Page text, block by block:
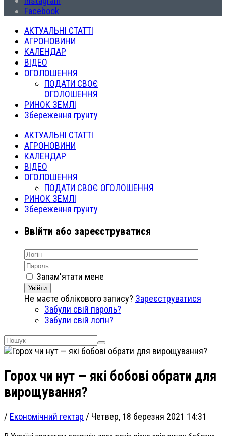
Facebook
АКТУАЛЬНІ СТАТТІ
АГРОНОВИНИ
КАЛЕНДАР
ВІДЕО
ОГОЛОШЕННЯ
ПОДАТИ СВОЄ
ОГОЛОШЕННЯ
РИНОК ЗЕМЛІ
Збереження грунту
АКТУАЛЬНІ СТАТТІ
АГРОНОВИНИ
КАЛЕНДАР
ВІДЕО
ОГОЛОШЕННЯ
ПОДАТИ СВОЄ ОГОЛОШЕННЯ
РИНОК ЗЕМЛІ
Збереження грунту
Ввійти або зареєструватися
Запам'ятати мене
Увійти
Не маєте облікового запису? Зареєструватися
Забули свій пароль?
Забули свій логін?
Горох чи нут — які бобові обрати для
вирощування?
/ Економічний гектар / Четвер, 18 березня 2021 14:31